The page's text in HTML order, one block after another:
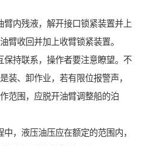
臂内残液，解开接口锁紧装置并上
臂收回并加上收臂锁紧装置。
保持联系，操作者要注意瞭望。不
装、卸作业，若有限位报警声，
范围，应脱开油臂调整船的泊
，液压油压应在额定的范围内，